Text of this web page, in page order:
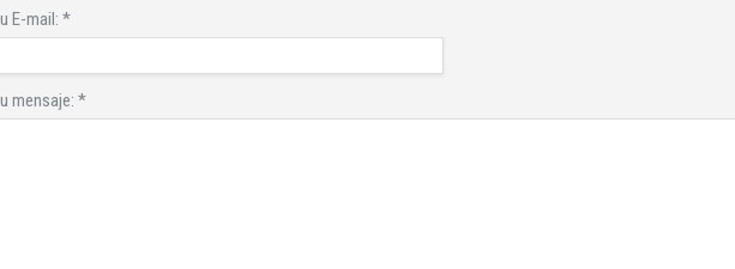
E-mail: *
mensaje: *